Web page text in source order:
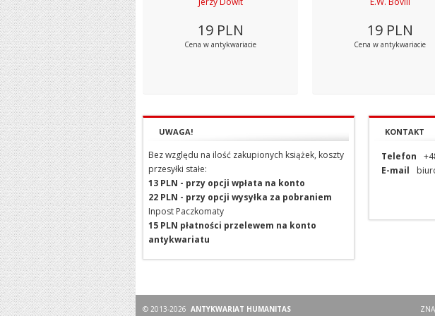
19 PLN
Cena w antykwariacie
19 PLN
Cena w antykwariacie
UWAGA!
Bez względu na ilość zakupionych książek, koszty
przesyłki stałe:
13 PLN - przy opcji wpłata na konto
22 PLN - przy opcji wysyłka za pobraniem
Inpost Paczkomaty
15 PLN płatności przelewem na konto
antykwariatu
KONTAKT
Telefon
E-mail
© 2013-2026 ANTYKWARIAT HUMANITAS